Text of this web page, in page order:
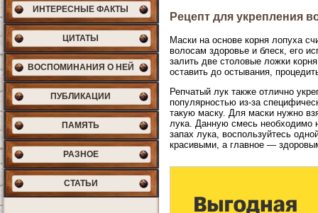
ИНТЕРЕСНЫЕ ФАКТЫ
ЦИТАТЫ
ВОСПОМИНАНИЯ О НЕЙ
ПУБЛИКАЦИИ
ПАМЯТЬ
РАЗНОЕ
СТАТЬИ
Рецепт для укрепления
Маски на основе корня лопуха
волосам здоровье и блеск, его
залить две столовые ложки
оставить до остывания,
Репчатый лук также отлично
популярностью из-за
такую маску. Для маски нужно
лука. Данную смесь необходимо
запах лука, воспользуйтесь
красивыми, а главное —